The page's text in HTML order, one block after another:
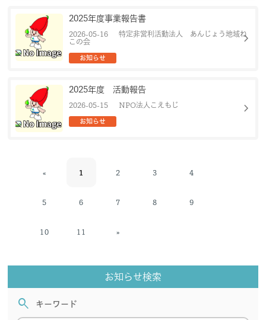
2025年度事業報告書
2026-05-16
特定非営利活動法人 あんじょう地域ね
この会
お知らせ
chevron_right
2025年度 活動報告
2026-05-15 NPO法人こえもじ
お知らせ
chevron_right
« 1 2 3 4
5 6 7 8 9
10 11 »
お知らせ検索
search キーワード